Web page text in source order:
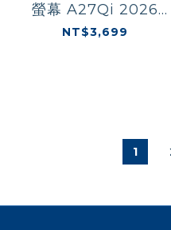
螢幕 A27Qi 2026
(27
NT$3,699
1